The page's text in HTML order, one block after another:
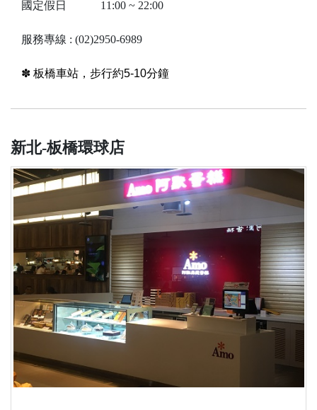
國定假日 11:00 ~ 22:00
服務專線 : (02)2950-6989
✽ 板橋車站 ，步行約5-10分鐘
新北-板橋環球店